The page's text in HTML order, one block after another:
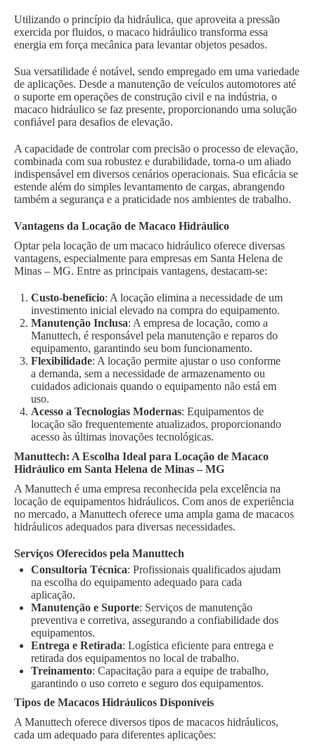
Utilizando o princípio da hidráulica, que aproveita a pressão
exercida por fluidos, o macaco hidráulico transforma essa
energia em força mecânica para levantar objetos pesados.
Sua versatilidade é notável, sendo empregado em uma variedade
de aplicações. Desde a manutenção de veículos automotores até
o suporte em operações de construção civil e na indústria, o
macaco hidráulico se faz presente, proporcionando uma solução
confiável para desafios de elevação.
A capacidade de controlar com precisão o processo de elevação,
combinada com sua robustez e durabilidade, torna-o um aliado
indispensável em diversos cenários operacionais. Sua eficácia se
estende além do simples levantamento de cargas, abrangendo
também a segurança e a praticidade nos ambientes de trabalho.
Vantagens da Locação de Macaco Hidráulico
Optar pela locação de um macaco hidráulico oferece diversas
vantagens, especialmente para empresas em Santa Helena de
Minas – MG. Entre as principais vantagens, destacam-se:
Custo-benefício: A locação elimina a necessidade de um
investimento inicial elevado na compra do equipamento.
Manutenção Inclusa: A empresa de locação, como a
Manuttech, é responsável pela manutenção e reparos do
equipamento, garantindo seu bom funcionamento.
Flexibilidade: A locação permite ajustar o uso conforme
a demanda, sem a necessidade de armazenamento ou
cuidados adicionais quando o equipamento não está em
uso.
Acesso a Tecnologias Modernas: Equipamentos de
locação são frequentemente atualizados, proporcionando
acesso às últimas inovações tecnológicas.
Manuttech: A Escolha Ideal para Locação de Macaco
Hidráulico em Santa Helena de Minas – MG
A Manuttech é uma empresa reconhecida pela excelência na
locação de equipamentos hidráulicos. Com anos de experiência
no mercado, a Manuttech oferece uma ampla gama de macacos
hidráulicos adequados para diversas necessidades.
Serviços Oferecidos pela Manuttech
Consultoria Técnica: Profissionais qualificados ajudam
na escolha do equipamento adequado para cada
aplicação.
Manutenção e Suporte: Serviços de manutenção
preventiva e corretiva, assegurando a confiabilidade dos
equipamentos.
Entrega e Retirada: Logística eficiente para entrega e
retirada dos equipamentos no local de trabalho.
Treinamento: Capacitação para a equipe de trabalho,
garantindo o uso correto e seguro dos equipamentos.
Tipos de Macacos Hidráulicos Disponíveis
A Manuttech oferece diversos tipos de macacos hidráulicos,
cada um adequado para diferentes aplicações: